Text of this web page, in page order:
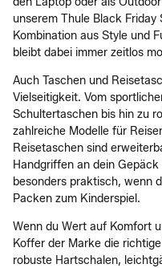
unserem Thule Black
Kombination aus Style und
bleibt dabei immer zeitlos
Auch Taschen und
Vielseitigkeit. Vom
Schultertaschen bis hin zu
zahlreiche Modelle für
Reisetaschen sind
Handgriffen an dein
besonders praktisch, wenn
Packen zum Kinderspiel.
Wenn du Wert auf Komfort
Koffer der Marke die
robuste Hartschalen,